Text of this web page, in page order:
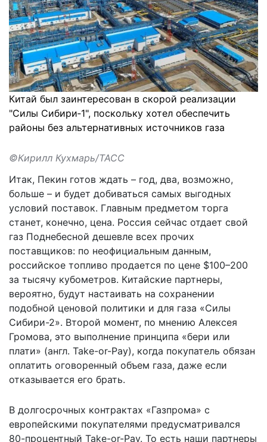
Китай был заинтересован в скорой реализации
"Силы Сибири‑1", поскольку хотел обеспечить
районы без альтернативных источников газа
©Кирилл Кухмарь/ТАСС
Итак, Пекин готов ждать – год, два, возможно,
больше – и будет добиваться самых выгодных
условий поставок. Главным предметом торга
станет, конечно, цена. Россия сейчас отдает свой
газ Поднебесной дешевле всех прочих
поставщиков: по неофициальным данным,
российское топливо продается по цене $100–200
за тысячу кубометров. Китайские партнеры,
вероятно, будут настаивать на сохранении
подобной ценовой политики и для газа «Силы
Сибири-2». Второй момент, по мнению Алексея
Громова, это выполнение принципа «бери или
плати» (англ. Take-or-Pay), когда покупатель обязан
оплатить оговоренный объем газа, даже если
отказывается его брать.
В долгосрочных контрактах «Газпрома» с
европейскими покупателями предусматривался
80-процентный Take-or-Pay. То есть наши партнеры